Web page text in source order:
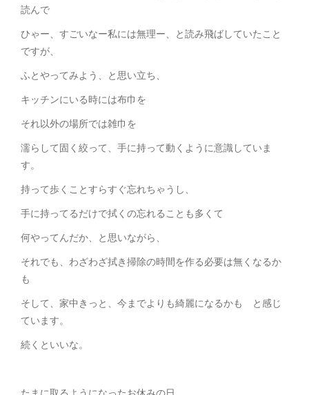
読んで
ひゃー、すごいなー私には無理ー、と読み飛ばしていたこと
ですが、
ふとやってみよう、と思い立ち、
キッチンにいる時には布巾を
それ以外の場所では雑巾を
濡らして固く絞って、手に持って動くように意識していま
す。
持って歩くことすらすぐ忘れちゃうし、
手に持ってるだけで拭くの忘れることも多くて
何やってんだか、と思いながら、
それでも、わざわざ拭き掃除の時間を作る必要は無くなるか
も
そして、家中きっと、今までよりも綺麗になるかも と感じ
ています。
続くといいな。